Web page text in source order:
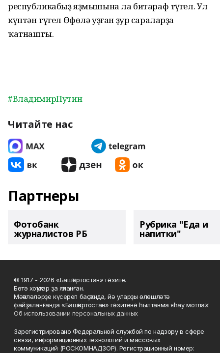
республикабыҙ яҙмышына ла битараф түгел. Ул
күптән түгел Өфөлә уҙған ҙур сараларҙа
ҡатнашты.
#ВладимирПутин
Читайте нас
Партнеры
Фотобанк
журналистов РБ
Рубрика "Еда и
напитки"
© 1917 - 2026 «Башҡортостан» гәзите.
Бөтә хоҡуҡтар ҙа яҡланған.
Мәҡәләләрҙе күсереп баҫҡанда, йә уларҙы өлөшләтә
файҙаланғанда «Башҡортостан» гәзитенә һылтанма яһау мотлаҡ.
Об использовании персональных данных
Зарегистрировано Федеральной службой по надзору в сфере
связи, информационных технологий и массовых
коммуникаций (РОСКОМНАДЗОР). Регистрационный номер: